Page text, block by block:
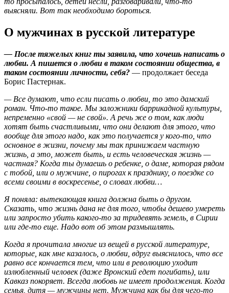
выясняли. Вот так необходимо бороться.
О мужчинах в русской литературе
— После тяжелых книг ты заявила, что хочешь написать о
любви. А пишется о любви в таком состоянии общества, в
таком состоянии личности, себя? — продолжает беседа
Борис Пастернак.
— Все думают, что если писать о любви, то это дамский
роман. Что-то такое. Мы заложники баррикадной культуры,
непременно «свой — не свой». А речь же о том, как люди
хотят быть счастливыми, что они делают для этого, что
вообще для этого надо, как это получается у кого-то, что
основное в жизни, почему мы так принижаем частную
жизнь, а это, может быть, и есть человеческая жизнь —
частная? Когда ты думаешь о ребенке, о даме, которая рядом
с тобой, или о мужчине, о пирогах к празднику, о поездке со
всеми своими в воскресенье, о словах любви…
Я поняла: вытекающая книга должна быть о другом.
Сказать, что жизнь дана не для того, чтобы дешево умереть
или запросто убить какого-то за тридевять земель, в Сирии
или где-то еще. Надо вот об этом размышлять.
Когда я прочитала многие из вещей в русской литературе,
которые, как мне казалось, о любви, вдруг выяснилось, что все
равно все кончается тем, что или в революцию уходит
излюбленный человек (даже Вронский едет погибать), или
Кавказ покоряет. Всегда любовь не имеет продолжения. Когда
семья, дитя — мужчины нет. Мужчина как бы для чего-то